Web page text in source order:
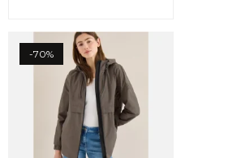
-70%